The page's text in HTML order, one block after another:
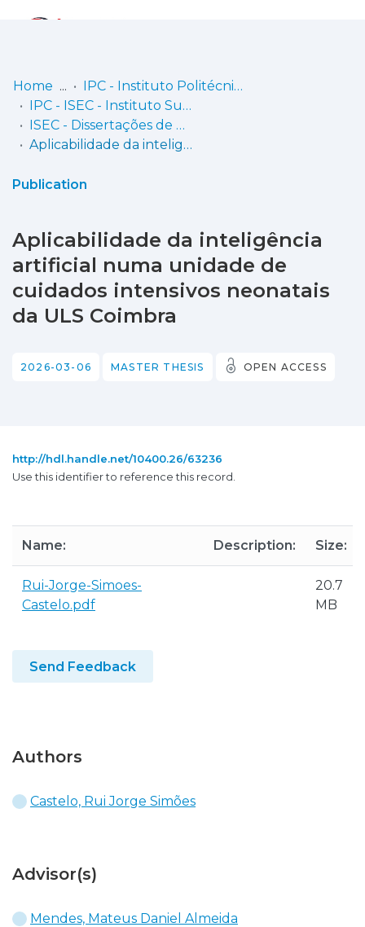
Communities
& Collections
Statistics
Home
IPC - Instituto Politécnico de Coimbra
IPC - ISEC - Instituto Superior de Engenharia de Coimbra
ISEC - Dissertações de Mestrado
Aplicabilidade da inteligência artificial numa unidade de cuidados intensivos neonatais da ULS Coimbra
Publication
Aplicabilidade da inteligência
artificial numa unidade de
cuidados intensivos neonatais
da ULS Coimbra
2026-03-06 MASTER THESIS OPEN ACCESS
http://hdl.handle.net/10400.26/63236
Use this identifier to reference this record.
Name: Description: Size:
Rui-Jorge-Simoes-
Castelo.pdf
20.7
MB
Send Feedback
Authors
Castelo, Rui Jorge Simões
Advisor(s)
Mendes, Mateus Daniel Almeida